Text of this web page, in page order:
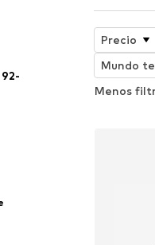
Precio
Mundo
Menos